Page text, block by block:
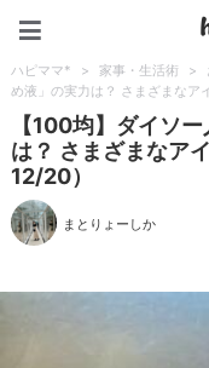
ハピママ* > 家事・生活術 >
め液」の実力は？ さまざまなア
【100均】ダイソ
は？ さまざまなア
12/20）
まとりょーしか